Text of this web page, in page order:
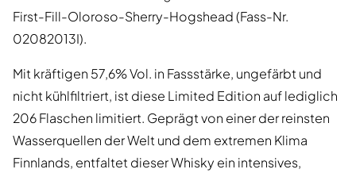
First-Fill-Oloroso-Sherry-Hogshead (Fass-Nr.
02082013I).
Mit kräftigen 57,6% Vol. in Fassstärke, ungefärbt und
nicht kühlfiltriert, ist diese Limited Edition auf lediglich
206 Flaschen limitiert. Geprägt von einer der reinsten
Wasserquellen der Welt und dem extremen Klima
Finnlands, entfaltet dieser Whisky ein intensives,